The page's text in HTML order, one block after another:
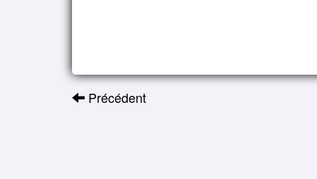
Précédent